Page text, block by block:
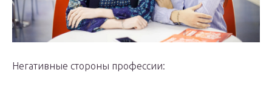
Негативные стороны профессии: